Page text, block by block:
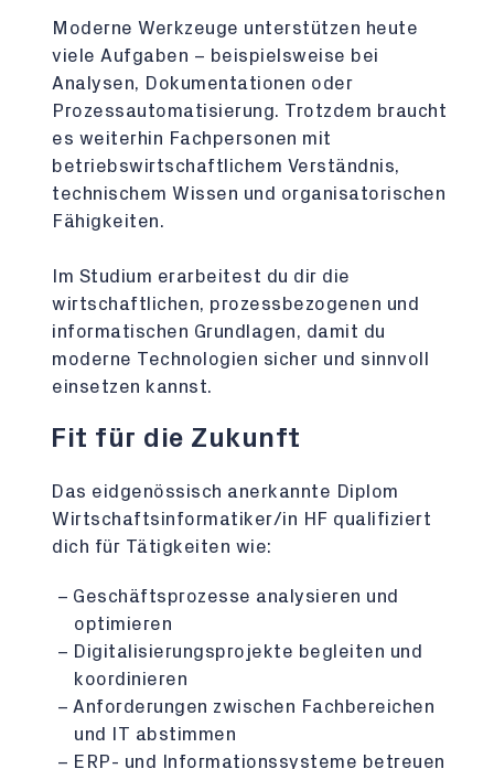
Moderne Werkzeuge unterstützen heute
viele Aufgaben – beispielsweise bei
Analysen, Dokumentationen oder
Prozessautomatisierung. Trotzdem braucht
es weiterhin Fachpersonen mit
betriebswirtschaftlichem Verständnis,
technischem Wissen und organisatorischen
Fähigkeiten.
Im Studium erarbeitest du dir die
wirtschaftlichen, prozessbezogenen und
informatischen Grundlagen, damit du
moderne Technologien sicher und sinnvoll
einsetzen kannst.
Fit für die Zukunft
Das eidgenössisch anerkannte Diplom
Wirtschaftsinformatiker/in HF qualifiziert
dich für Tätigkeiten wie:
Geschäftsprozesse analysieren und
optimieren
Digitalisierungsprojekte begleiten und
koordinieren
Anforderungen zwischen Fachbereichen
und IT abstimmen
ERP- und Informationssysteme betreuen